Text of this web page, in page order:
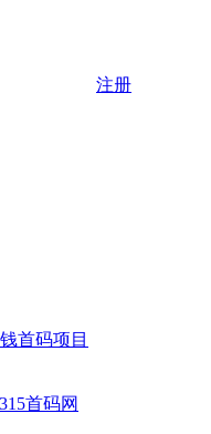
注册
315首码网